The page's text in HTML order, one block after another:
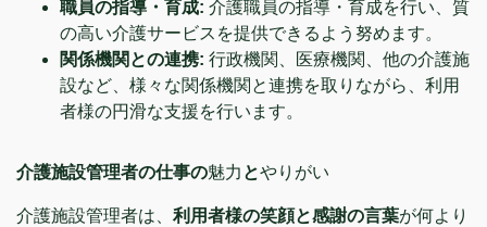
職員の指導・育成: 介護職員の指導・育成を行い、質
の高い介護サービスを提供できるよう努めます。
関係機関との連携: 行政機関、医療機関、他の介護施
設など、様々な関係機関と連携を取りながら、利用
者様の円滑な支援を行います。
介護施設管理者の仕事の魅力 とやりがい
介護施設管理者は、 利用者様の笑顔と感謝の言葉が何より